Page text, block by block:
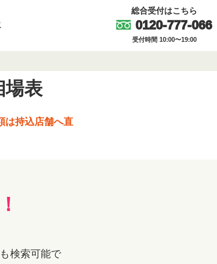
総合受付はこちら
0120-777-066
受付時間 10:00〜19:00
場表
は持込店舗へ直
検索可能で